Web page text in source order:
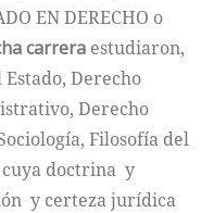
EN DERECHO o
carrera estudiaron,
Derecho
Derecho
Filosofía del
cuya doctrina y
y certeza jurídica